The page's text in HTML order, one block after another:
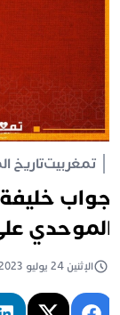
تمغربيتتاريخ
خليفة
على
الإثنين 24 يوليو 2023 - 10:32